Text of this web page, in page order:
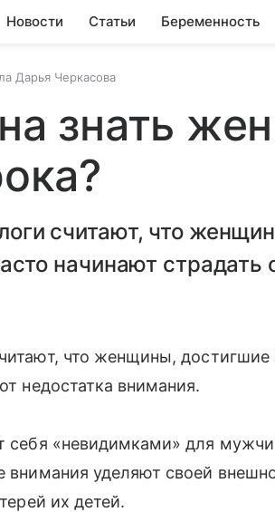
Новости Статьи Беременность
Дарья Черкасова
знать
считают, что
начинают страдать
что женщины, достигшие
недостатка внимания.
себя «невидимками» для
внимания уделяют своей
их детей.